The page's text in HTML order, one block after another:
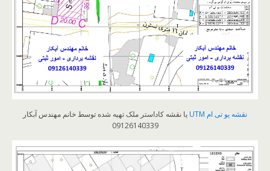
نقشه یو تی ام UTM
یا نقشه کاداستر ملک تهیه شده توسط خانم مهندس آبکار
09126140339